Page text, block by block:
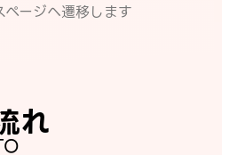
ージへ遷移します
れ